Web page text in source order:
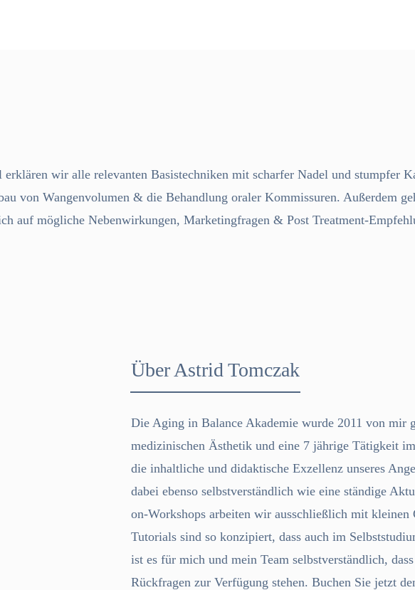
wir alle relevanten Basistechniken mit scharfer Nadel und stumpfer
von Wangenvolumen & die Behandlung oraler Kommissuren. Außerdem
auf mögliche Nebenwirkungen, Marketingfragen & Post Treatment-
Über Astrid Tomczak
Die Aging in Balance Akademie wurde 2011 von mir
medizinischen Ästhetik und eine 7 jährige Tätigkeit
die inhaltliche und didaktische Exzellenz unseres
dabei ebenso selbstverständlich wie eine ständige
on-Workshops arbeiten wir ausschließlich mit
Tutorials sind so konzipiert, dass auch im
ist es für mich und mein Team selbstverständlich,
Rückfragen zur Verfügung stehen. Buchen Sie jetzt